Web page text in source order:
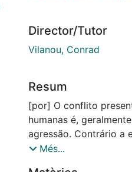
Director/Tutor
Vilanou, Conrad
Resum
[por] O conflito
humanas é,
agressão. Contrário a
propõe a analisar o
Més...